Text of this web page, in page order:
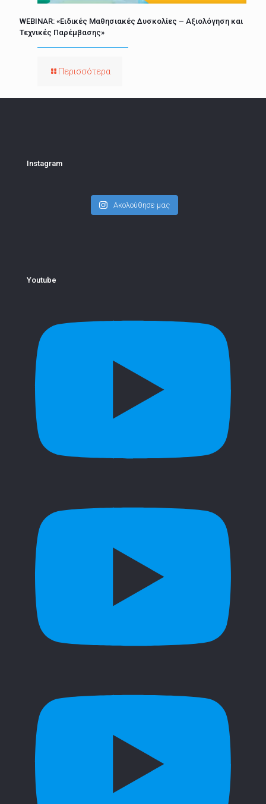
WEBINAR: «Ειδικές Μαθησιακές Δυσκολίες – Αξιολόγηση και
Τεχνικές Παρέμβασης»
Περισσότερα
Instagram
Ακολούθησε μας
Youtube